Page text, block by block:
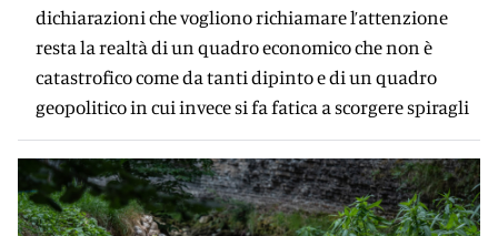
dichiarazioni che vogliono richiamare l’attenzione
resta la realtà di un quadro economico che non è
catastrofico come da tanti dipinto e di un quadro
geopolitico in cui invece si fa fatica a scorgere spiragli